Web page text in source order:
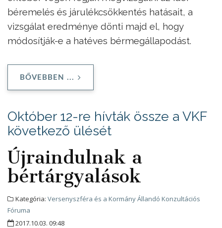
béremelés és járulékcsökkentés hatásait, a
vizsgálat eredménye dönti majd el, hogy
módosítják-e a hatéves bérmegállapodást.
BŐVEBBEN ...
Október 12-re hívták össze a VKF
következő ülését
Újraindulnak a
bértárgyalások
Kategória: Versenyszféra és a Kormány Állandó Konzultációs
Fóruma
2017.10.03. 09:48